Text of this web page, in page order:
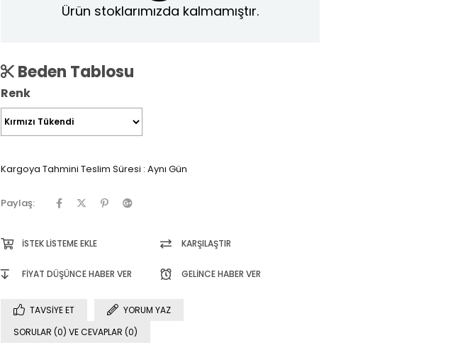
Ürün stoklarımızda kalmamıştır.
Beden Tablosu
Renk
Kargoya Tahmini Teslim Süresi : Aynı Gün
Paylaş:
İSTEK LISTEME EKLE KARŞILAŞTIR
FIYAT DÜŞÜNCE HABER VER GELINCE HABER VER
TAVSIYE ET
YORUM YAZ
SORULAR (0) VE CEVAPLAR (0)